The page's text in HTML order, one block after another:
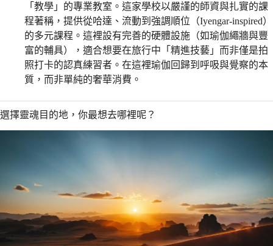
「教學」的專業教室。這家學校以嚴謹的師資與扎實的課
程著稱，提供從哈達、流動到強調順位（Iyengar-inspired）
的多元課程。這裡設有完善的硬體設施（如瑜伽繩牆與豐
富的輔具），適合想要在旅行中「精進技藝」而非僅是拍
照打卡的認真練習者。在這裡瑜伽回歸到呼吸與覺察的本
質，而非單純的奢華消費。
選擇靈魂目的地，你最想去哪裡呢？